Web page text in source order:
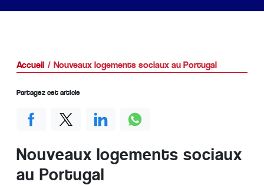
Accueil Nouveaux logements sociaux au Portugal
Nouveaux logements sociaux
au Portugal
Partagez cet article